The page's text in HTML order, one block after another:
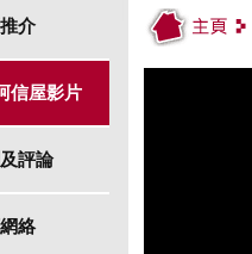
介
信屋影片
評論
絡